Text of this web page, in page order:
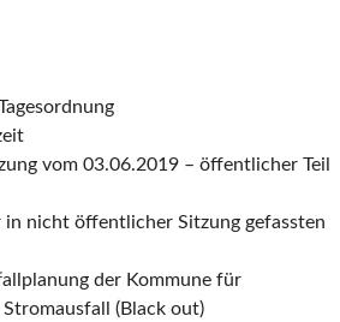
vom 03.06.2019 – öffentlicher Teil
in nicht öffentlicher Sitzung gefassten
der Kommune für
Stromausfall (Black out)